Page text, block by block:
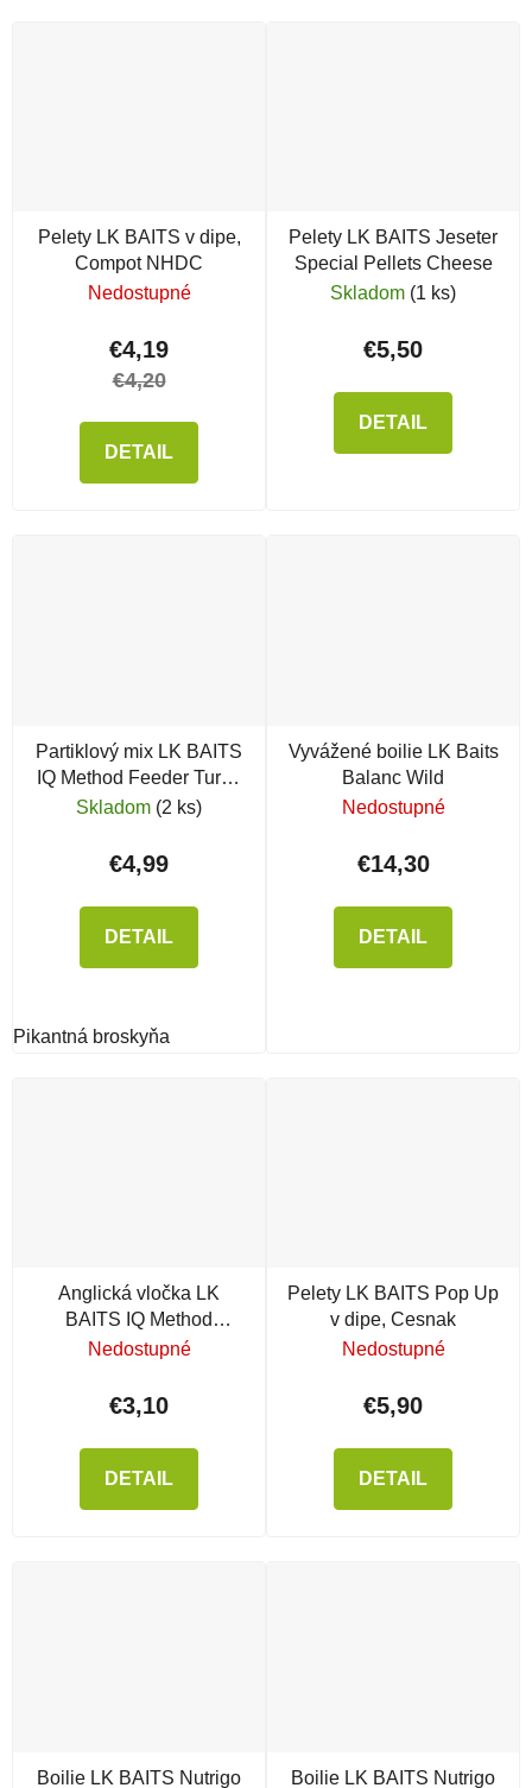
Pelety LK BAITS v dipe,
Compot NHDC
Nedostupné
€4,19
€4,20
DETAIL
Pelety LK BAITS Jeseter
Special Pellets Cheese
Skladom (1 ks)
€5,50
DETAIL
Partiklový mix LK BAITS
IQ Method Feeder Turbo
Mix
Skladom (2 ks)
€4,99
DETAIL
Pikantná broskyňa
Vyvážené boilie LK Baits
Balanc Wild
Nedostupné
€14,30
DETAIL
Anglická vločka LK
BAITS IQ Method
Feeder, žltá, 500 g
Nedostupné
€3,10
DETAIL
Pelety LK BAITS Pop Up
v dipe, Cesnak
Nedostupné
€5,90
DETAIL
Boilie LK BAITS Nutrigo Boilie LK BAITS Nutrigo